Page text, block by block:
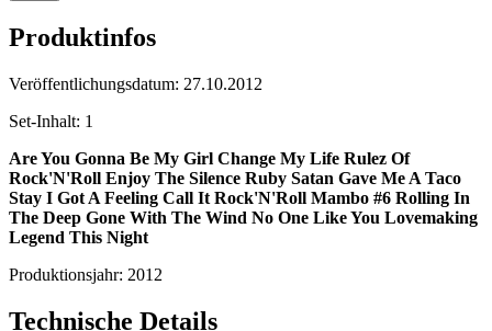
Produktinfos
Veröffentlichungsdatum: 27.10.2012
Set-Inhalt: 1
Are You Gonna Be My Girl Change My Life Rulez Of
Rock'N'Roll Enjoy The Silence Ruby Satan Gave Me A Taco
Stay I Got A Feeling Call It Rock'N'Roll Mambo #6 Rolling In
The Deep Gone With The Wind No One Like You Lovemaking
Legend This Night
Produktionsjahr: 2012
Technische Details